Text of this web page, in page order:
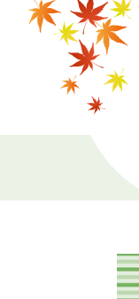
で
ば
本
本
文